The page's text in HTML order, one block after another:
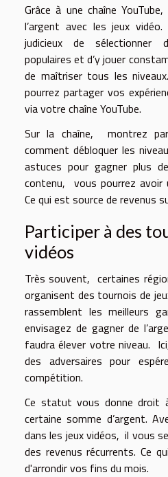
Grâce à une chaîne
l’argent avec les jeux
judicieux de sélectionner
populaires et d’y jouer
de maîtriser tous les
pourrez partager vos
via votre chaîne YouTube.
Sur la chaîne, montrez
comment débloquer les
astuces pour gagner plus
contenu, vous pourrez avoir
Ce qui est source de revenus
Participer à des
vidéos
Très souvent, certaines
organisent des tournois de
rassemblent les meilleurs
envisagez de gagner de
faudra élever votre niveau.
des adversaires pour
compétition.
Ce statut vous donne droit
certaine somme d’argent.
dans les jeux vidéos, il vous
des revenus récurrents. Ce
d'arrondir vos fins du mois.